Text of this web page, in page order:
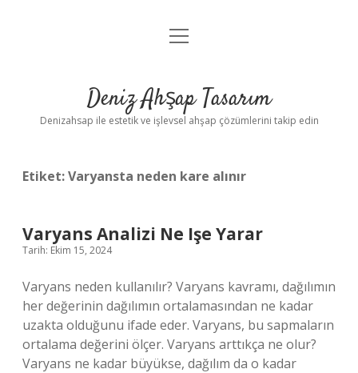
Anasayfa
Yasal Uyarı
menüyü
Deniz Ahşap Tasarım
Denizahsap ile estetik ve işlevsel ahşap çözümlerini takip edin
Etiket:Varyansta neden kare alınır
Varyans Analizi Ne Işe Yarar
Tarih: Ekim 15, 2024
Varyans neden kullanılır? Varyans kavramı, dağılımın
her değerinin dağılımın ortalamasından ne kadar
uzakta olduğunu ifade eder. Varyans, bu sapmaların
ortalama değerini ölçer. Varyans arttıkça ne olur?
Varyans ne kadar büyükse, dağılım da o kadar